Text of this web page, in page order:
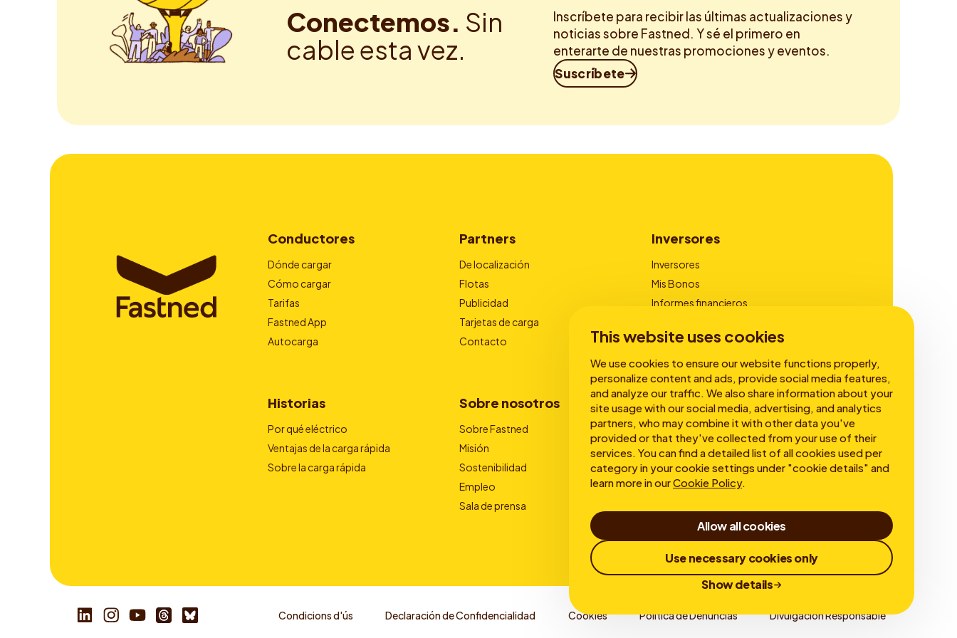
This website uses cookies
We use cookies to ensure our website functions properly,
personalize content and ads, provide social media features,
and analyze our traffic. We also share information about your
site usage with our social media, advertising, and analytics
partners, who may combine it with other data you've
provided or that they've collected from your use of their
services. You can find a detailed list of all cookies used per
category in your cookie settings under "cookie details" and
learn more in ourCookie Policy.
Allow all cookies
Use necessary cookies only
Show details
Conectemos. Sin
cable esta vez.
Inscríbete para recibir las últimas actualizaciones y
noticias sobre Fastned. Y sé el primero en
enterarte de nuestras promociones y eventos.
Suscríbete
Conductores
Dónde cargar
Cómo cargar
Tarifas
Fastned App
Autocarga
Partners
De localización
Flotas
Publicidad
Tarjetas de carga
Contacto
Inversores
Inversores
Mis Bonos
Informes financieros
Historias
Por qué eléctrico
Ventajas de la carga rápida
Sobre la carga rápida
Sobre nosotros
Sobre Fastned
Misión
Sostenibilidad
Empleo
Sala de prensa
Condicions d'ús Declaración de Confidencialidad Cookies Política de Denuncias Divulgación Responsable